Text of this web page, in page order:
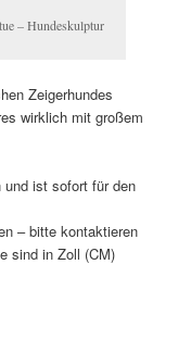
– Hundeskulptur
Zeigerhundes
wirklich mit großem
und ist sofort für den
– bitte kontaktieren
sind in Zoll (CM)